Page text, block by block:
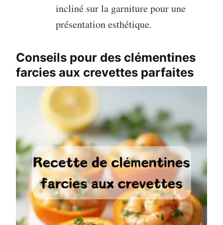
incliné sur la garniture pour une
présentation esthétique.
Conseils pour des clémentines
farcies aux crevettes parfaites